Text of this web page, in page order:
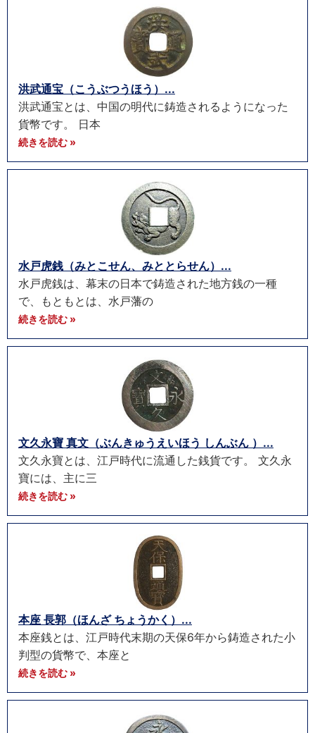
洪武通宝（こうぶつうほう）...
洪武通宝とは、中国の明代に鋳造されるようになった
貨幣です。 日本
続きを読む »
水戸虎銭（みとこせん、みととらせん）...
水戸虎銭は、幕末の日本で鋳造された地方銭の一種
で、もともとは、水戸藩の
続きを読む »
文久永寶 真文（ぶんきゅうえいほう しんぶん ）...
文久永寶とは、江戸時代に流通した銭貨です。 文久永
寶には、主に三
続きを読む »
本座 長郭（ほんざ ちょうかく）...
本座銭とは、江戸時代末期の天保6年から鋳造された小
判型の貨幣で、本座と
続きを読む »